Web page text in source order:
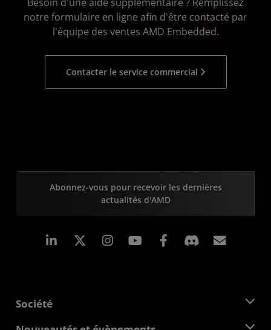
notre formulaire en ligne afin d'être contacté par
l'équipe des ventes AMD Embedded.
Contacter le service commercial
Abonnez-vous pour recevoir les dernières
actualités d'AMD
LinkedIn Instagram Facebook
Société
À propos d'AMD